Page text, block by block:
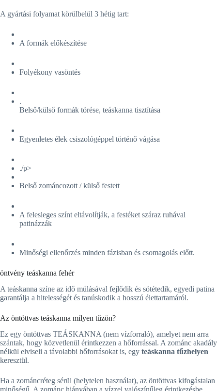
A gyártási folyamat körülbelül 3 hétig tart:
A formák előkészítése
Folyékony vasöntés
.
Belső/külső formák törése, teáskanna tisztítása
Egyenletes élek csiszológéppel történő vágása
./p>
Belső zománcozott / külső festett
A felesleges színt eltávolítják, a festéket száraz ruhával
patinázzák
Minőségi ellenőrzés minden fázisban és csomagolás előtt.
öntvény teáskanna fehér
A teáskanna színe az idő múlásával fejlődik és sötétedik, egyedi patina
garantálja a hitelességét és tanúskodik a hosszú élettartamáról.
Az öntöttvas teáskanna milyen tűzön?
Ez egy öntöttvas TEÁSKANNA (nem vízforraló), amelyet nem arra
szántak, hogy közvetlenül érintkezzen a hőforrással. A zománc akadály
nélkül elviseli a távolabbi hőforrásokat is, egy teáskanna tűzhelyen
keresztül.
Ha a zománcréteg sérül (helytelen használat), az öntöttvas kifogástalan
minőségű. A zománc hiányában a vízzel valószínűleg érintkezésbe